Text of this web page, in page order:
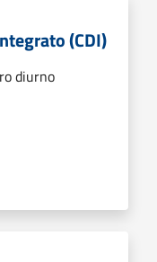
(CDI)
diurno